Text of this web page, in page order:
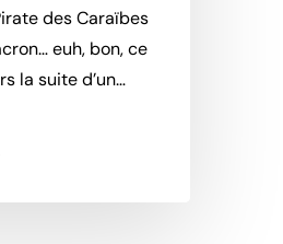
des Caraïbes
euh, bon, ce
la suite d’un…